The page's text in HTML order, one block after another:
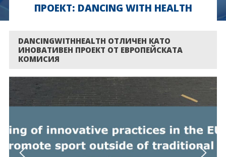
ОНЛАЙН ОБУЧЕНИЯ
ПРОЕКТ: DANCING WITH HEALTH
DANCINGWITHHEALTH ОТЛИЧЕН КАТО
ИНОВАТИВЕН ПРОЕКТ ОТ ЕВРОПЕЙСКАТА
КОМИСИЯ